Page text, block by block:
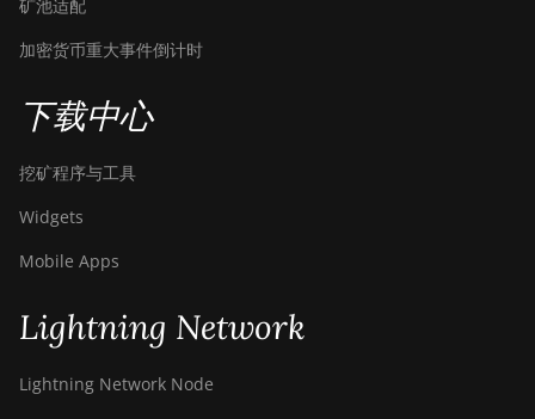
矿池适配
加密货币重大事件倒计时
下载中心
挖矿程序与工具
Widgets
Mobile Apps
Lightning Network
Lightning Network Node